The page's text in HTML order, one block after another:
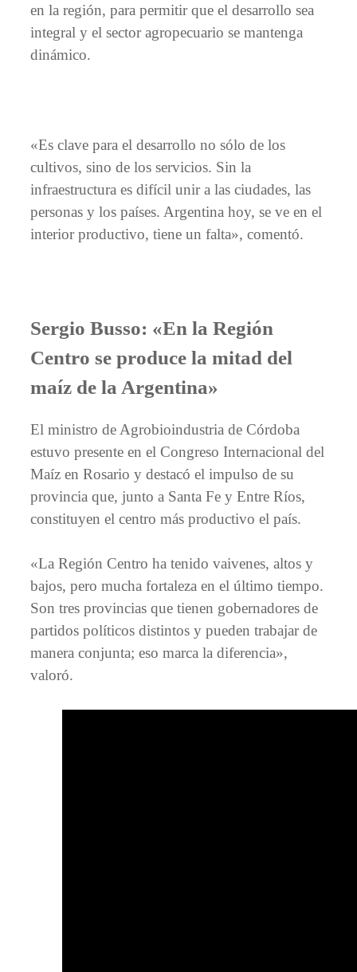
en la región, para permitir que el desarrollo sea
integral y el sector agropecuario se mantenga
dinámico.
«Es clave para el desarrollo no sólo de los
cultivos, sino de los servicios. Sin la
infraestructura es difícil unir a las ciudades, las
personas y los países. Argentina hoy, se ve en el
interior productivo, tiene un falta», comentó.
Sergio Busso: «En la Región
Centro se produce la mitad del
maíz de la Argentina»
El ministro de Agrobioindustria de Córdoba
estuvo presente en el Congreso Internacional del
Maíz en Rosario y destacó el impulso de su
provincia que, junto a Santa Fe y Entre Ríos,
constituyen el centro más productivo el país.
«La Región Centro ha tenido vaivenes, altos y
bajos, pero mucha fortaleza en el último tiempo.
Son tres provincias que tienen gobernadores de
partidos políticos distintos y pueden trabajar de
manera conjunta; eso marca la diferencia»,
valoró.